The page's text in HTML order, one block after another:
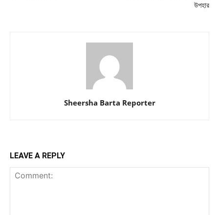
উপহার
Sheersha Barta Reporter
LEAVE A REPLY